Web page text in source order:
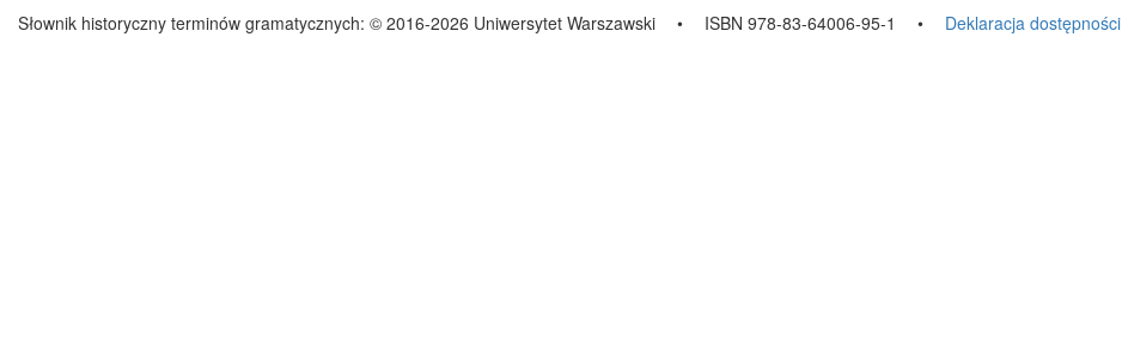
Słownik historyczny terminów gramatycznych: © 2016-2026 Uniwersytet Warszawski • ISBN 978-83-64006-95-1 • Deklaracja dostępności